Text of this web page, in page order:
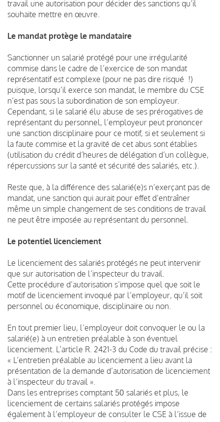
travail une autorisation pour décider des sanctions qu’il
souhaite mettre en œuvre.
Le mandat protège le mandataire
Sanctionner un salarié protégé pour une irrégularité
commise dans le cadre de l’exercice de son mandat
représentatif est complexe (pour ne pas dire risqué !)
puisque, lorsqu’il exerce son mandat, le membre du CSE
n’est pas sous la subordination de son employeur.
Cependant, si le salarié élu abuse de ses prérogatives de
représentant du personnel, l’employeur peut prononcer
une sanction disciplinaire pour ce motif, si et seulement si
la faute commise et la gravité de cet abus sont établies
(utilisation du crédit d’heures de délégation d’un collègue,
répercussions sur la santé et sécurité des salariés, etc.).
Reste que, à la différence des salarié(e)s n’exerçant pas de
mandat, une sanction qui aurait pour effet d’entraîner
même un simple changement de ses conditions de travail
ne peut être imposée au représentant du personnel.
Le potentiel licenciement
Le licenciement des salariés protégés ne peut intervenir
que sur autorisation de l’inspecteur du travail.
Cette procédure d’autorisation s’impose quel que soit le
motif de licenciement invoqué par l’employeur, qu’il soit
personnel ou économique, disciplinaire ou non.
En tout premier lieu, l’employeur doit convoquer le ou la
salarié(e) à un entretien préalable à son éventuel
licenciement. L’article R. 2421-3 du Code du travail précise :
« L’entretien préalable au licenciement a lieu avant la
présentation de la demande d’autorisation de licenciement
à l’inspecteur du travail ».
Dans les entreprises comptant 50 salariés et plus, le
licenciement de certains salariés protégés impose
également à l’employeur de consulter le CSE à l’issue de